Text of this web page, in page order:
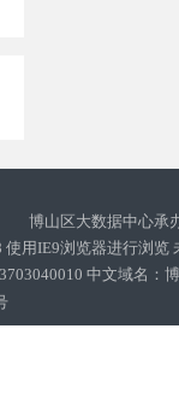
博山区大数据中心承
用IE9浏览器进行浏览
中文域名：